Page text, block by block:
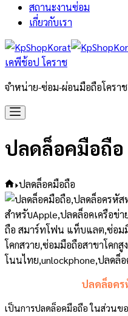
สถานะงานซ่อม
เกี่ยวกับเรา
เคพีช้อป โคราช
จำหน่าย-ซ่อม-ผ่อนมือถือโคราช
ปลดล็อคมือถือ
Home
ปลดล็อคมือถือ
ปลดล็อคร
เป็นการปลดล็อคมือถือ ในส่วนข